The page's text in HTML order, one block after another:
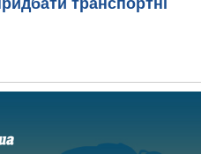
транспортні